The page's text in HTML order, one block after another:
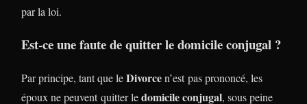
par la loi.
Est-ce une faute de quitter le domicile conjugal ?
Par principe, tant que leDivorcen’est pas prononcé, les
époux ne peuvent quitter ledomicile conjugal, sous peine